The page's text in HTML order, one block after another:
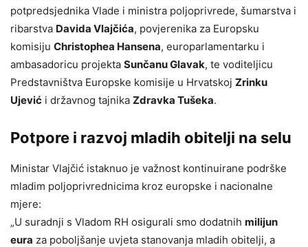
potpredsjednika Vlade i ministra poljoprivrede, šumarstva i
ribarstva Davida Vlajčića, povjerenika za Europsku
komisiju Christophea Hansena, europarlamentarku i
ambasadoricu projekta Sunčanu Glavak, te voditeljicu
Predstavništva Europske komisije u Hrvatskoj Zrinku
Ujević i državnog tajnika Zdravka Tušeka.
Potpore i razvoj mladih obitelji na selu
Ministar Vlajčić istaknuo je važnost kontinuirane podrške
mladim poljoprivrednicima kroz europske i nacionalne
mjere:
„U suradnji s Vladom RH osigurali smo dodatnih milijun
eura za poboljšanje uvjeta stanovanja mladih obitelji, a